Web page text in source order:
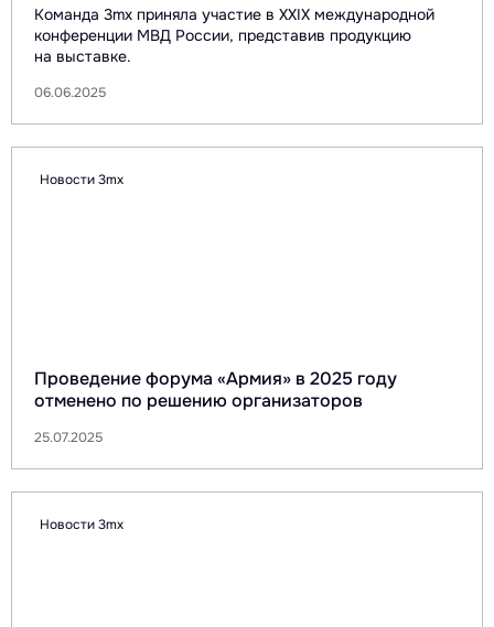
Команда 3mx приняла участие в XXIX международной
конференции МВД России, представив продукцию
на выставке.
06.06.2025
Новости 3mx
Проведение форума «Армия» в 2025 году
отменено по решению организаторов
25.07.2025
Новости 3mx